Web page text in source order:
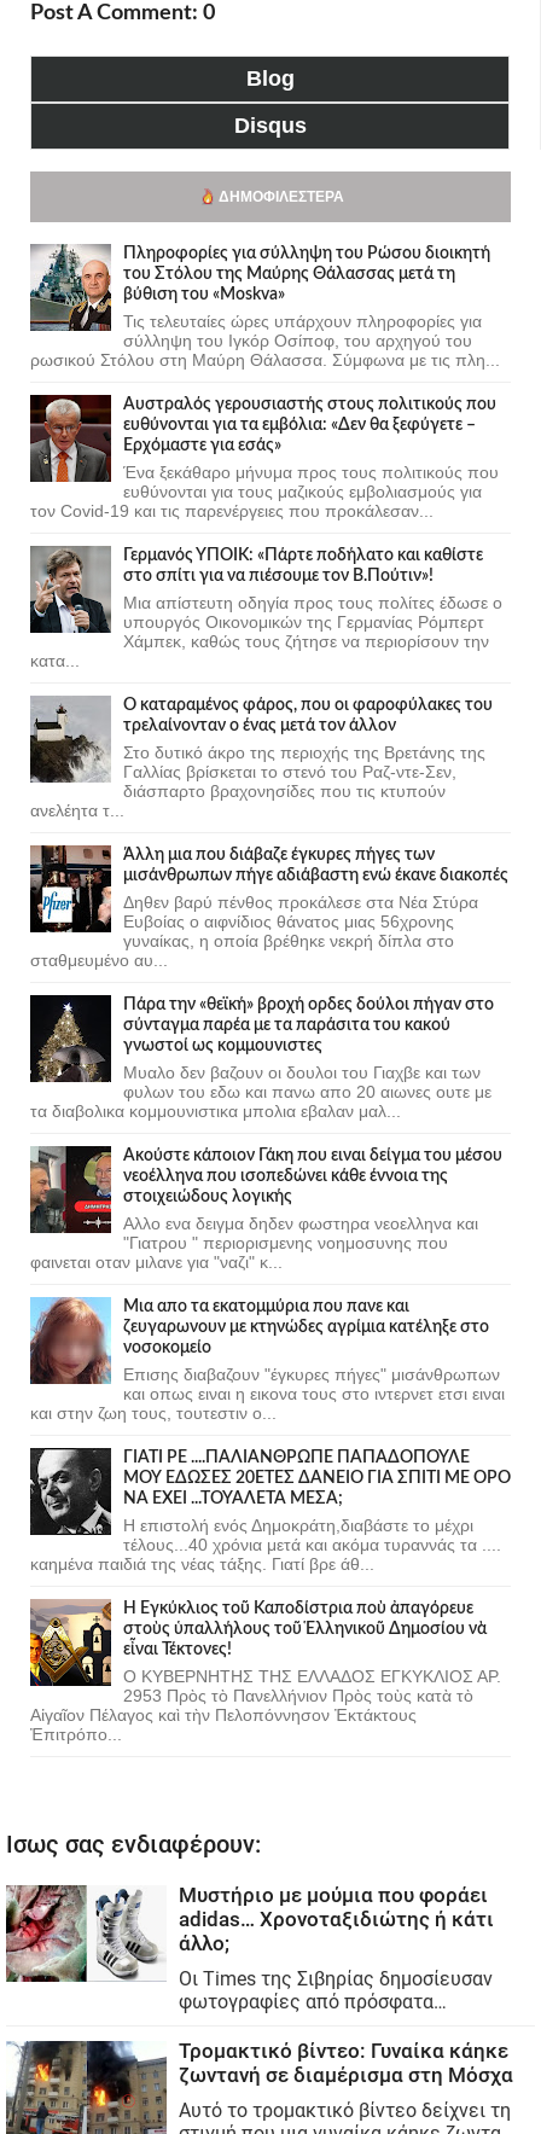
Post A Comment: 0
Blog
Disqus
ΔΗΜΟΦΙΛΈΣΤΕΡΑ
Πληροφορίες για σύλληψη του Ρώσου διοικητή
του Στόλου της Mαύρης Θάλασσας μετά τη
βύθιση του «Moskva»
Τις τελευταίες ώρες υπάρχουν πληροφορίες για
σύλληψη του Ιγκόρ Οσίποφ, του αρχηγού του
ρωσικού Στόλου στη Μαύρη Θάλασσα. Σύμφωνα με τις πλη...
Αυστραλός γερουσιαστής στους πολιτικούς που
ευθύνονται για τα εμβόλια: «Δεν θα ξεφύγετε –
Ερχόμαστε για εσάς»
Ένα ξεκάθαρο μήνυμα προς τους πολιτικούς που
ευθύνονται για τους μαζικούς εμβολιασμούς για
τον Covid-19 και τις παρενέργειες που προκάλεσαν...
Γερμανός ΥΠΟΙΚ: «Πάρτε ποδήλατο και καθίστε
στο σπίτι για να πιέσουμε τον Β.Πούτιν»!
Μια απίστευτη οδηγία προς τους πολίτες έδωσε ο
υπουργός Οικονομικών της Γερμανίας Ρόμπερτ
Χάμπεκ, καθώς τους ζήτησε να περιορίσουν την
κατα...
Ο καταραμένος φάρος, που οι φαροφύλακες του
τρελαίνονταν ο ένας μετά τον άλλον
Στο δυτικό άκρο της περιοχής της Βρετάνης της
Γαλλίας βρίσκεται το στενό του Ραζ-ντε-Σεν,
διάσπαρτο βραχονησίδες που τις κτυπούν
ανελέητα τ...
Άλλη μια που διάβαζε έγκυρες πήγες των
μισάνθρωπων πήγε αδιάβαστη ενώ έκανε διακοπές
Δηθεν βαρύ πένθος προκάλεσε στα Νέα Στύρα
Ευβοίας ο αιφνίδιος θάνατος μιας 56χρονης
γυναίκας, η οποία βρέθηκε νεκρή δίπλα στο
σταθμευμένο αυ...
Πάρα την «θεϊκή» βροχή ορδες δούλοι πήγαν στο
σύνταγμα παρέα με τα παράσιτα του κακού
γνωστοί ως κομμουνιστες
Μυαλο δεν βαζουν οι δουλοι του Γιαχβε και των
φυλων του εδω και πανω απο 20 αιωνες ουτε με
τα διαβολικα κομμουνιστικα μπολια εβαλαν μαλ...
Ακούστε κάποιον Γάκη που ειναι δείγμα του μέσου
νεοέλληνα που ισοπεδώνει κάθε έννοια της
στοιχειώδους λογικής
Αλλο ενα δειγμα δηδεν φωστηρα νεοελληνα και
"Γιατρου " περιορισμενης νοημοσυνης που
φαινεται οταν μιλανε για "ναζι" κ...
Μια απο τα εκατομμύρια που πανε και
ζευγαρωνουν με κτηνώδες αγρίμια κατέληξε στο
νοσοκομείο
Επισης διαβαζουν "έγκυρες πήγες" μισάνθρωπων
και οπως ειναι η εικονα τους στο ιντερνετ ετσι ειναι
και στην ζωη τους, τουτεστιν ο...
ΓΙΑΤΙ ΡΕ ....ΠΑΛΙΑΝΘΡΩΠΕ ΠΑΠΑΔΟΠΟΥΛΕ
ΜΟΥ ΕΔΩΣΕΣ 20ΕΤΕΣ ΔΑΝΕΙΟ ΓΙΑ ΣΠΙΤΙ ΜΕ ΟΡΟ
ΝΑ ΕΧΕΙ ...ΤΟΥΑΛΕΤΑ ΜΕΣΑ;
Η επιστολή ενός Δημοκράτη,διαβάστε το μέχρι
τέλους...40 χρόνια μετά και ακόμα τυραννάς τα ....
καημένα παιδιά της νέας τάξης. Γιατί βρε άθ...
Ἡ Ἐγκύκλιος τοῦ Καποδίστρια ποὺ ἀπαγόρευε
στοὺς ὑπαλλήλους τοῦ Ἑλληνικοῦ Δημοσίου νὰ
εἶναι Τέκτονες!
Ο ΚΥΒΕΡΝΗΤΗΣ ΤΗΣ ΕΛΛΑΔΟΣ ΕΓΚΥΚΛΙΟΣ ΑΡ.
2953 Πρὸς τὸ Πανελλήνιον Πρὸς τοὺς κατὰ τὸ
Αἰγαῖον Πέλαγος καὶ τὴν Πελοπόννησον Ἐκτάκτους
Ἐπιτρόπο...